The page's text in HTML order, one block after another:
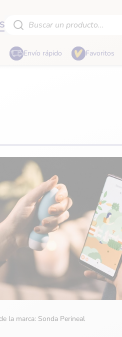
Buscar un producto...
Envío rápido Favoritos
la marca: Sonda Perineal